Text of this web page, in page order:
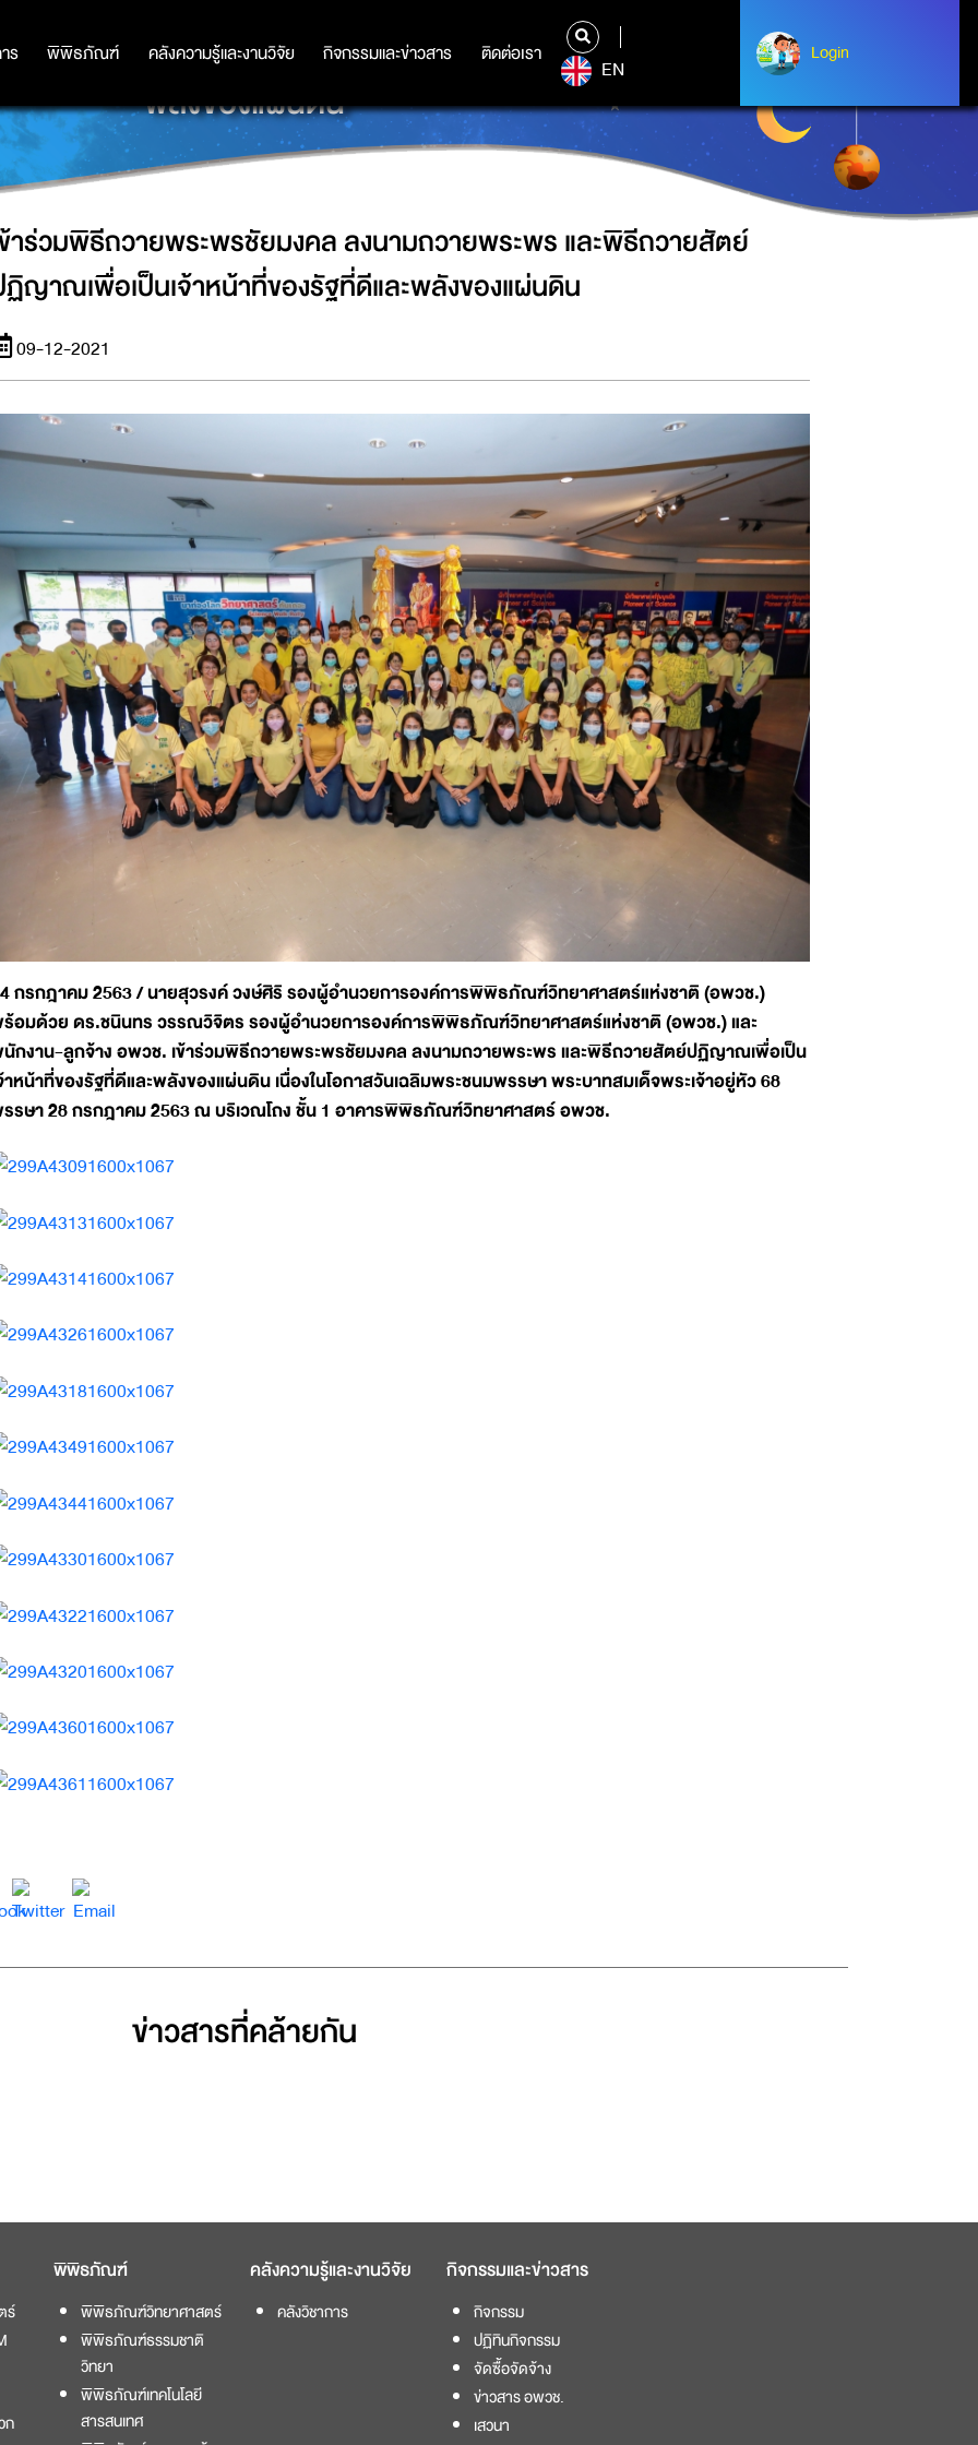
ร พิพิธภัณฑ์ คลังความรู้และงานวิจัย กิจกรรมและข่าวสาร ติดต่อเรา
ร พิพิธภัณฑ์ คลังความรู้และงานวิจัย กิจกรรมและข่าวสาร ติดต่อเรา
EN
Login
Login
มถวายพระพร และพิธีถวายสัตย์ปฏิญาณเพื่อเป็นเจ้าหน้าที่ของรัฐที่ดีและ
พลังของแผ่นดิน
าร่วมพิธีถวายพระพรชัยมงคล ลงนามถวายพระพร และพิธีถวายสัตย์
ญาณเพื่อเป็นเจ้าหน้าที่ของรัฐที่ดีและพลังของแผ่นดิน
09-12-2021
กรกฎาคม 2563 / นายสุวรงค์ วงษ์ศิริ รองผู้อำนวยการองค์การพิพิธภัณฑ์วิทยาศาสตร์แห่งชาติ (อพวช.)
อมด้วย ดร.ชนินทร วรรณวิจิตร รองผู้อำนวยการองค์การพิพิธภัณฑ์วิทยาศาสตร์แห่งชาติ (อพวช.) และ
กงาน-ลูกจ้าง อพวช. เข้าร่วมพิธีถวายพระพรชัยมงคล ลงนามถวายพระพร และพิธีถวายสัตย์ปฏิญาณเพื่อเป็น
าหน้าที่ของรัฐที่ดีและพลังของแผ่นดิน เนื่องในโอกาสวันเฉลิมพระชนมพรรษา พระบาทสมเด็จพระเจ้าอยู่หัว 68
รษา 28 กรกฎาคม 2563 ณ บริเวณโถง ชั้น 1 อาคารพิพิธภัณฑ์วิทยาศาสตร์ อพวช.
ข่าวสารที่่คล้ายกัน
ร์
ก
พิพิธภัณฑ์
พิพิธภัณฑ์วิทยาศาสตร์
พิพิธภัณฑ์ธรรมชาติ
วิทยา
พิพิธภัณฑ์เทคโนโลยี
สารสนเทศ
คลังความรู้และงานวิจัย
คลังวิชาการ
กิจกรรมและข่าวสาร
กิจกรรม
ปฏิทินกิจกรรม
จัดซื้อจัดจ้าง
ข่าวสาร อพวช.
เสวนา